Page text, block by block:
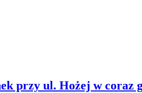
przy ul. Hożej w coraz